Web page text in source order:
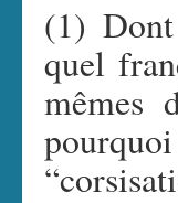
(1)
quel
mêmes